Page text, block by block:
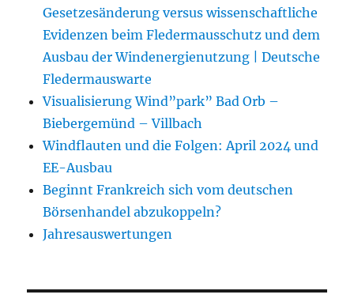
Gesetzesänderung versus wissenschaftliche
Evidenzen beim Fledermausschutz und dem
Ausbau der Windenergienutzung | Deutsche
Fledermauswarte
Visualisierung Wind”park” Bad Orb –
Biebergemünd – Villbach
Windflauten und die Folgen: April 2024 und
EE-Ausbau
Beginnt Frankreich sich vom deutschen
Börsenhandel abzukoppeln?
Jahresauswertungen